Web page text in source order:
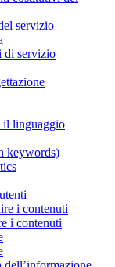
servizio
di servizio
il linguaggio
keywords)
i contenuti
i contenuti